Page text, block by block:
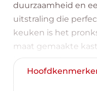
duurzaamheid en
uitstraling die perfect
keuken is het
maat gemaakte
hoogwaardige
kookeiland nodigt